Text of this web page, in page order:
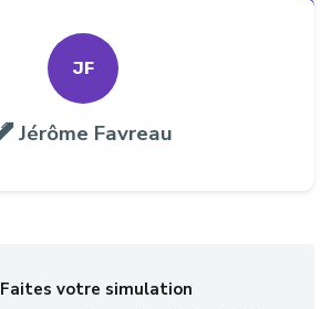
JF
Jérôme Favreau
Faites votre simulation